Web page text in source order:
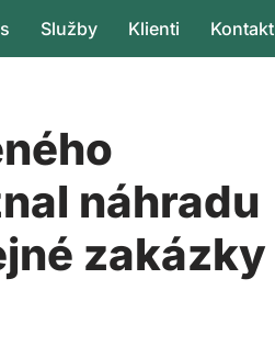
Služby Klienti Kontakt
náhradu
zakázky